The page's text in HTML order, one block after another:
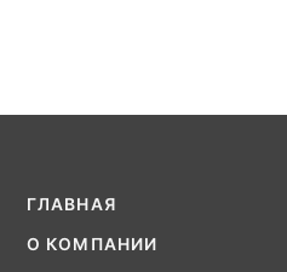
ГЛАВНАЯ
О КОМПАНИИ